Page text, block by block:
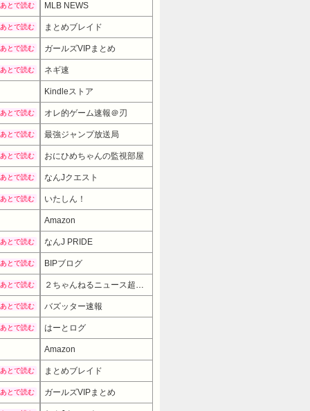
あとで読む MLB NEWS
あとで読む まとめブレイド
あとで読む ガールズVIPまとめ
あとで読む ネギ速
Kindleストア
あとで読む オレ的ゲーム速報＠刃
あとで読む 最強ジャンプ放送局
あとで読む おにひめちゃんの監視部屋
あとで読む なんJクエスト
あとで読む いたしん！
Amazon
あとで読む なんJ PRIDE
あとで読む BIPブログ
あとで読む ２ちゃんねるニュース超速まとめ＋
あとで読む バズッター速報
あとで読む はーとログ
Amazon
あとで読む まとめブレイド
あとで読む ガールズVIPまとめ